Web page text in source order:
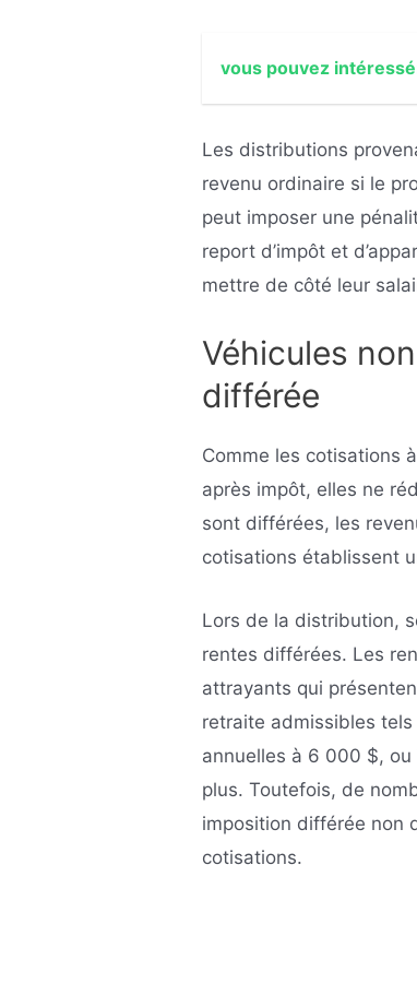
vous pouvez
Les distributions
revenu ordinaire si le
peut imposer une
report d’impôt et
mettre de côté leur
Véhicules
différée
Comme les cotisations
après impôt, elles ne
sont différées, les
cotisations établissent
Lors de la distribution,
rentes différées. Les
attrayants qui
retraite admissibles
annuelles à 6 000 $,
plus. Toutefois, de
imposition différée non
cotisations.